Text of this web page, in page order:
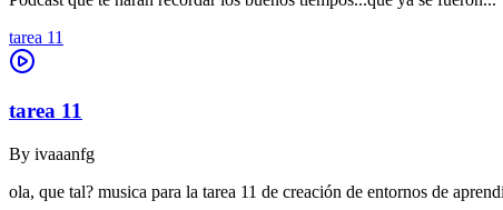
tarea 11
tarea 11
By ivaaanfg
ola, que tal? musica para la tarea 11 de creación de entornos de